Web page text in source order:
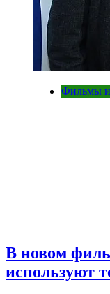
Фильмы
В новом
используют